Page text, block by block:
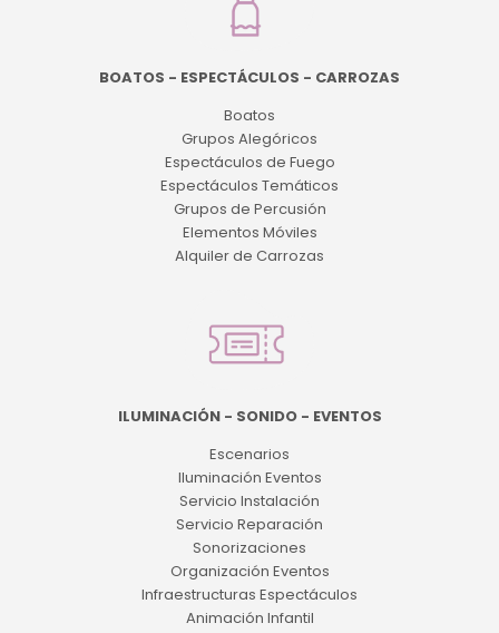
BOATOS - ESPECTÁCULOS - CARROZAS
Boatos
Grupos Alegóricos
Espectáculos de Fuego
Espectáculos Temáticos
Grupos de Percusión
Elementos Móviles
Alquiler de Carrozas
ILUMINACIÓN - SONIDO - EVENTOS
Escenarios
Iluminación Eventos
Servicio Instalación
Servicio Reparación
Sonorizaciones
Organización Eventos
Infraestructuras Espectáculos
Animación Infantil